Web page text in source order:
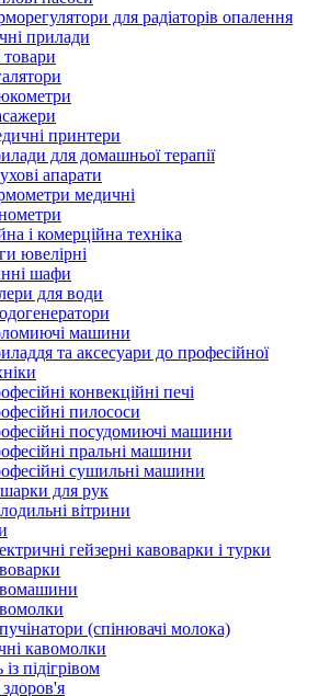
для радіаторів опалення
прилади
принтери
для домашньої терапії
апарати
медичні
і комерційна техніка
ювелірні
шафи
для води
машини
та аксесуари до професійної
конвекційні печі
пилососи
посудомиючі машини
пральні машини
сушильні машини
для рук
вітрини
гейзерні кавоварки і турки
(спінювачі молока)
кавомолки
підігрівом